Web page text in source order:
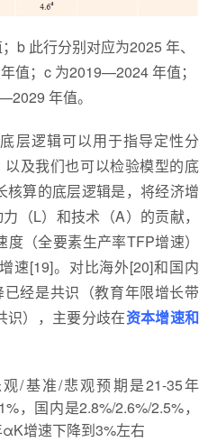
b 此行分别对应为2025 年、
值；c 为2019—2024 年值；
年值。
层逻辑可以用于指导定性分
以及我们也可以检验模型的底
核算的底层逻辑是，将经济增
（L）和技术（A）的贡献，
（全要素生产率TFP增速）
速[19]。对比海外[20]和国内
经是共识（教育年限增长带
识），主要分歧在资本增速和
观/基准/悲观预期是21-35年
，国内是2.8%/2.6%/2.5%，
增速下降到3%左右